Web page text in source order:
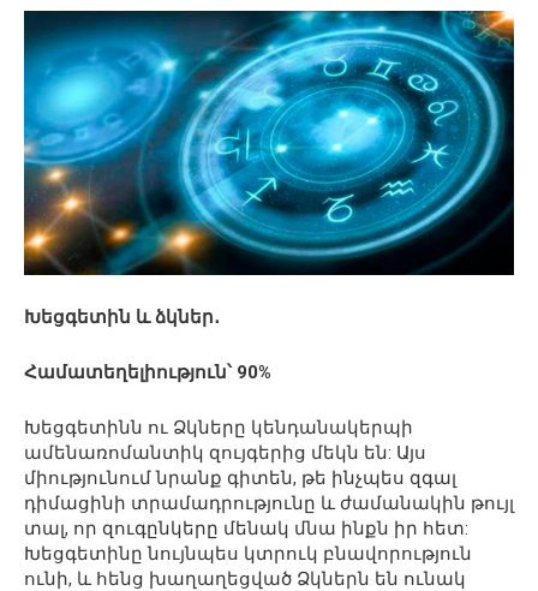
Խեցգետին և ձկներ․
Համատեղելիություն՝ 90%
Խեցգետինն ու Ձկները կենդանակերպի
ամենառոմանտիկ զույգերից մեկն են: Այս
միությունում նրանք գիտեն, թե ինչպես զգալ
դիմացինի տրամադրությունը և ժամանակին թույլ
տալ, որ զուգընկերը մենակ մնա ինքն իր հետ:
Խեցգետինը նույնպես կտրուկ բնավորություն
ունի, և հենց խաղաղեցված Ձկներն են ունակ